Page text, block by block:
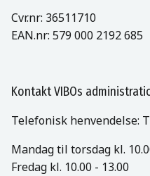
Cvr.nr: 36511710
EAN.nr: 579 000 2192 685
Kontakt VIBOs
Telefonisk henvendelse:
Mandag til torsdag kl.
Fredag kl. 10.00 - 13.00